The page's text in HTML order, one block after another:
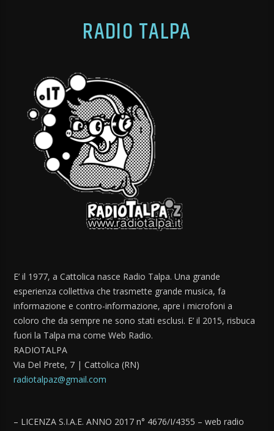
RADIO TALPA
E’ il 1977, a Cattolica nasce Radio Talpa. Una grande
esperienza collettiva che trasmette grande musica, fa
informazione e contro-informazione, apre i microfoni a
coloro che da sempre ne sono stati esclusi. E’ il 2015, risbuca
fuori la Talpa ma come Web Radio.
RADIOTALPA
Via Del Prete, 7 | Cattolica (RN)
radiotalpaz@gmail.com
– LICENZA S.I.A.E. ANNO 2017 n° 4676/I/4355 – web radio